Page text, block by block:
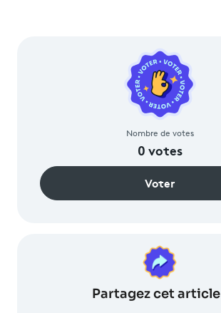
Nombre de votes
0votes
Voter
Partagezcet article